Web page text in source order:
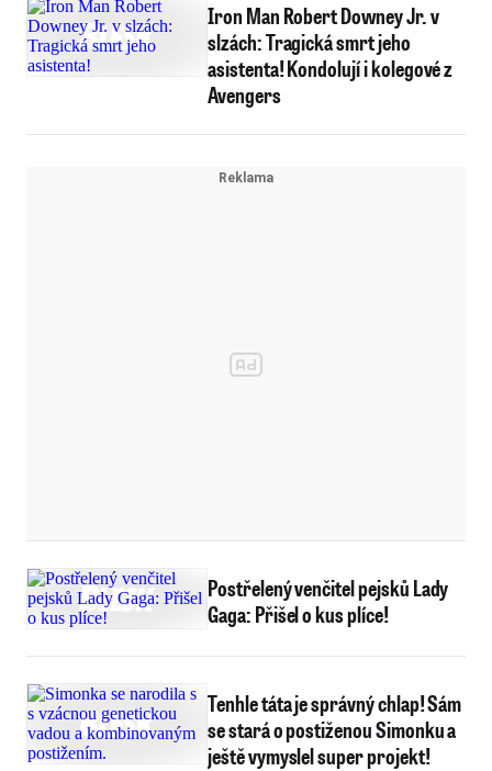
Iron Man Robert Downey Jr. v
slzách: Tragická smrt jeho
asistenta! Kondolují i kolegové z
Avengers
Postřelený venčitel pejsků Lady
Gaga: Přišel o kus plíce!
Tenhle táta je správný chlap! Sám
se stará o postiženou Simonku a
ještě vymyslel super projekt!